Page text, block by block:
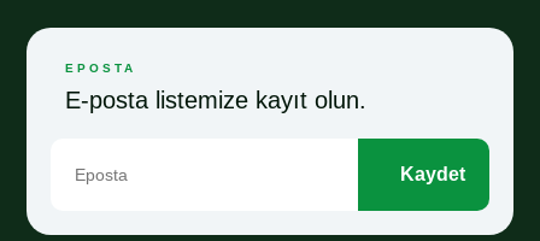
EPOSTA
E-posta listemize kayıt olun.
Kaydet